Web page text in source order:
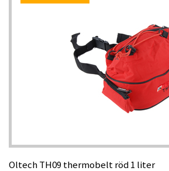
Oltech TH09 thermobelt röd 1 liter